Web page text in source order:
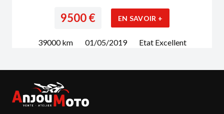
9500€ EN SAVOIR +
39000km 01/05/2019 Etat Excellent